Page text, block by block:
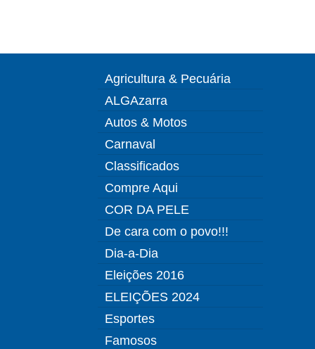
Agricultura & Pecuária
ALGAzarra
Autos & Motos
Carnaval
Classificados
Compre Aqui
COR DA PELE
De cara com o povo!!!
Dia-a-Dia
Eleições 2016
ELEIÇÕES 2024
Esportes
Famosos